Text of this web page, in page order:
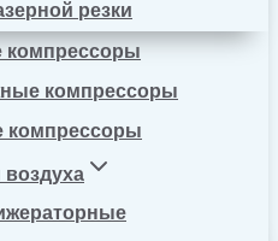
резки
компрессоры
компрессоры
компрессоры